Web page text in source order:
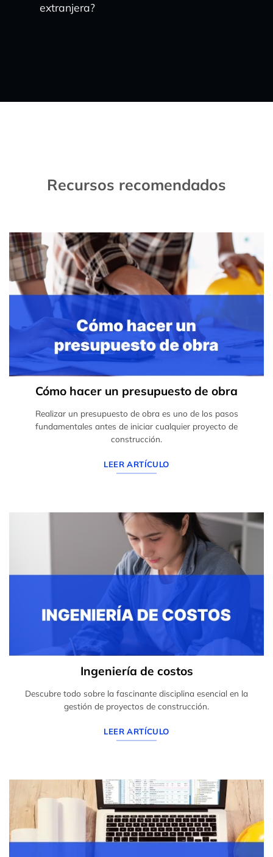
extranjera?
Recursos recomendados
Cómo hacer un presupuesto de obra
Realizar un presupuesto de obra es uno de los pasos
fundamentales antes de iniciar cualquier proyecto de
construcción.
LEER ARTÍCULO
Ingeniería de costos
Descubre todo sobre la fascinante disciplina esencial en la
gestión de proyectos de construcción.
LEER ARTÍCULO